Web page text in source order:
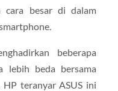
cara besar di dalam
beberapa
lebih beda bersama
HP teranyar ASUS ini